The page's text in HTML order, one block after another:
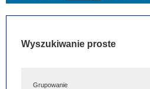
Wyszukiwanie proste
Grupowanie